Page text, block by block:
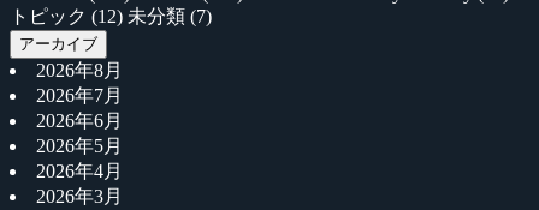
トピック (12) 未分類 (7)
アーカイブ
2026年8月
2026年7月
2026年6月
2026年5月
2026年4月
2026年3月